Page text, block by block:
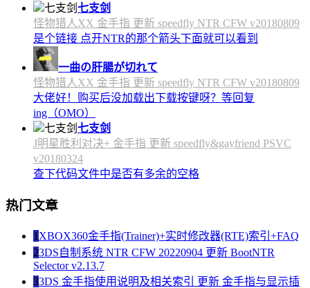
七支剑
怪物猎人XX 金手指 更新 speedfly NTR CFW v20180809
是个链接 点开NTR的那个箭头下面就可以看到
一曲の肝腸が切れて
怪物猎人XX 金手指 更新 speedfly NTR CFW v20180809
大佬好！购买后没加载出下载按键呀？等回复
ing（OMO）
七支剑
J明星胜利对决+ 金手指 更新 speedfly&gayfriend PSVC
v20180324
查下代码文件中是否有多余的空格
热门文章
1 XBOX360金手指(Trainer)+实时修改器(RTE)索引+FAQ
23DS自制系统 NTR CFW 20220904 更新 BootNTR
Selector v2.13.7
33DS 金手指使用说明及相关索引 更新 金手指与显示插